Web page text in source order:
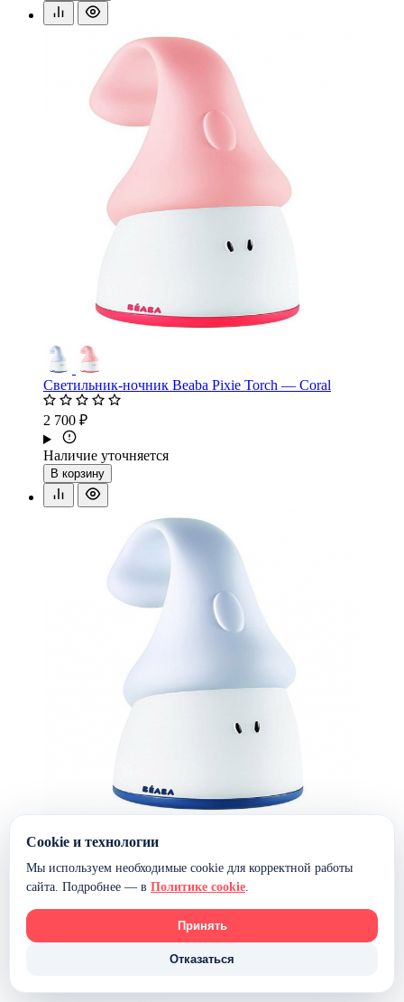
Светильник-ночник Beaba Pixie Torch — Coral
2 700 ₽
Наличие уточняется
В корзину
Светильник-ночник Beaba Pixie Torch — Mineral
Cookie и технологии
Мы используем необходимые cookie для корректной работы
сайта. Подробнее — в Политике cookie.
Принять
Отказаться